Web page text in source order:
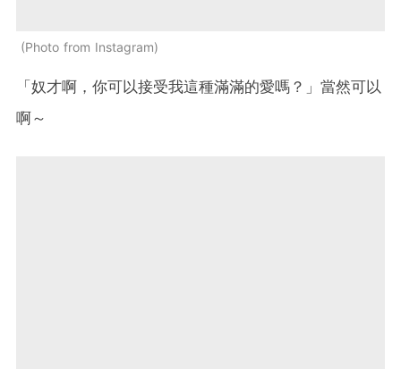
Photo from Instagram
「奴才啊，你可以接受我這種滿滿的愛嗎？」當然可以
啊～